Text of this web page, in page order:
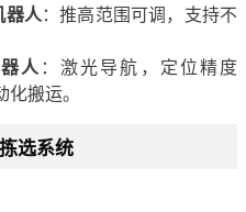
器人 ：推高范围可调，支持不
人 ：激光导航，定位精度
搬运。
选系统